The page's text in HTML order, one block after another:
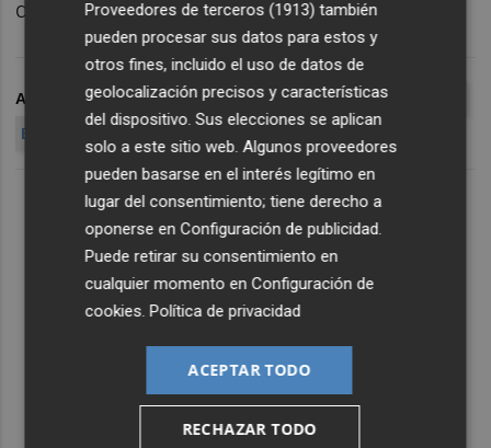
de Berlín".
ARCHIVADO EN ISABEL BONIG ALBERTO FABRA
BONIG CATALA
Proveedores de terceros (1913) también
pueden procesar sus datos para estos y
otros fines, incluido el uso de datos de
geolocalización precisos y características
del dispositivo. Sus elecciones se aplican
solo a este sitio web. Algunos proveedores
pueden basarse en el interés legítimo en
lugar del consentimiento; tiene derecho a
oponerse enConfiguración de publicidad.
Puede retirar su consentimiento en
cualquier momento enConfiguración de
cookies.Política de privacidad
ACEPTAR TODO
RECHAZAR TODO